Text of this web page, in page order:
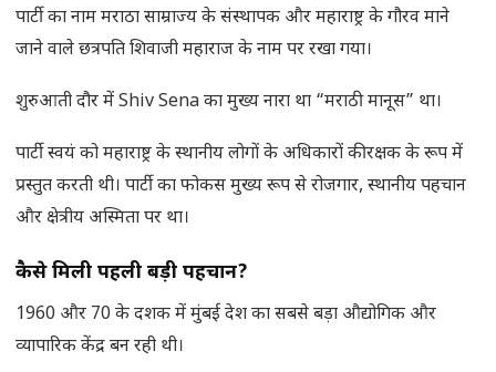
पार्टी का नाम मराठा साम्राज्य के संस्थापक और महाराष्ट्र के गौरव माने
जाने वाले छत्रपति शिवाजी महाराज के नाम पर रखा गया।
शुरुआती दौर में Shiv Sena का मुख्य नारा था “मराठी मानूस” था।
पार्टी स्वयं को महाराष्ट्र के स्थानीय लोगों के अधिकारों की रक्षक के रूप में
प्रस्तुत करती थी। पार्टी का फोकस मुख्य रूप से रोजगार, स्थानीय पहचान
और क्षेत्रीय अस्मिता पर था।
कैसे मिली पहली बड़ी पहचान?
1960 और 70 के दशक में मुंबई देश का सबसे बड़ा औद्योगिक और
व्यापारिक केंद्र बन रही थी।